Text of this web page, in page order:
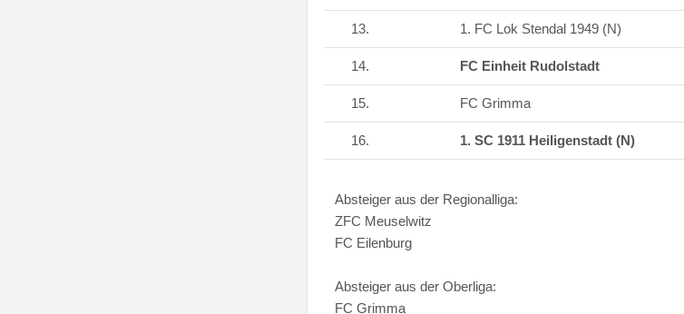
13. 1. FC Lok Stendal 1949 (N)
14. FC Einheit Rudolstadt
15. FC Grimma
16. 1. SC 1911 Heiligenstadt (N)
Absteiger aus der Regionalliga:
ZFC Meuselwitz
FC Eilenburg
Absteiger aus der Oberliga:
FC Grimma